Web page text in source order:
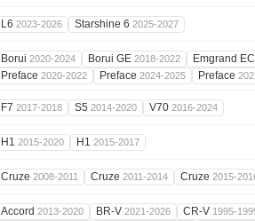
L6 2023-2026 Starshine 6 2025-2027
Borui 2020-2024 Borui GE 2018-2022
Emgrand
Preface 2020-2022 Preface 2024-2025 Preface
F7 2017-2018 S5 2014-2020 V70 2016-2024
H1 2015-2020 H1 2015-2017
Cruze 2008-2011 Cruze 2011-2014 Cruze 2015-
Accord 2013-2020 BR-V 2021-2026 CR-V 1995-